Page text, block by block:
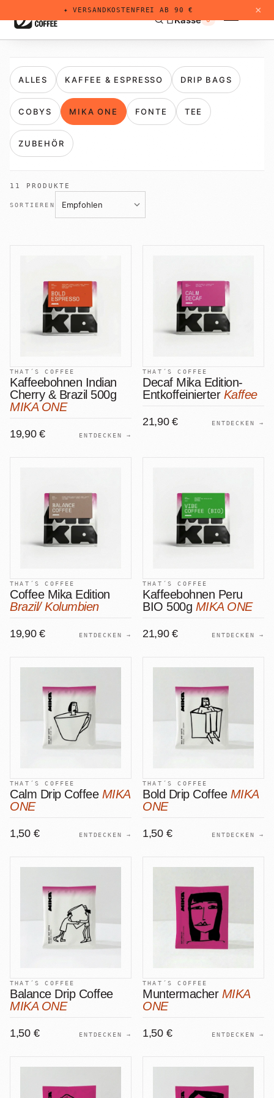
✦ VERSANDKOSTENFREI AB 90 € ×
Kasse 0
Kaffee & Espresso
02 Drip Bags
Lohnabfüllung für Röster
COBYS
Lohnrösten
Shop
Geschenkideen
Fonte Blends
All About Mushroom
Kaffeetest
09 Reparatur
10 Kurse
ALLES KAFFEE & ESPRESSO DRIP BAGS
COBYS MIKA ONE FONTE TEE
ZUBEHÖR
11 PRODUKTE
SORTIEREN
THAT´S COFFEE
Kaffeebohnen Indian
Cherry & Brazil 500g
MIKA ONE
19,90 € ENTDECKEN →
THAT´S COFFEE
Decaf Mika Edition-
Entkoffeinierter Kaffee
21,90 € ENTDECKEN →
THAT´S COFFEE
Coffee Mika Edition
Brazil/ Kolumbien
19,90 € ENTDECKEN →
THAT´S COFFEE
Kaffeebohnen Peru
BIO 500g MIKA ONE
21,90 € ENTDECKEN →
THAT´S COFFEE
Calm Drip Coffee MIKA
ONE
1,50 € ENTDECKEN →
THAT´S COFFEE
Bold Drip Coffee MIKA
ONE
1,50 € ENTDECKEN →
THAT´S COFFEE
Balance Drip Coffee
MIKA ONE
1,50 € ENTDECKEN →
THAT´S COFFEE
Muntermacher MIKA
ONE
1,50 € ENTDECKEN →